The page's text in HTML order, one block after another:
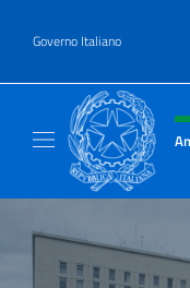
Governo Italiano
Intestazione